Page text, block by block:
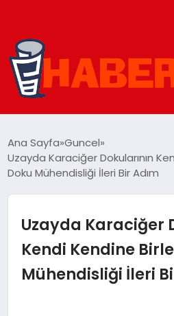
GÜNDEM
SOSYAL MEDYA
Ana Sayfa Guncel
Uzayda Karaciğer Dokularının
Doku Mühendisliği İleri Bir Adım
Uzayda Karaciğer
Kendi Kendine
Mühendisliği İleri